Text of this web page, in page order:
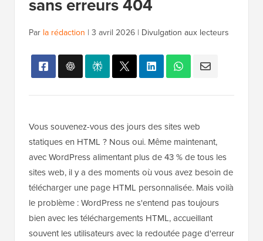
sans erreurs 404
Par la rédaction | 3 avril 2026 | Divulgation aux lecteurs
Vous souvenez-vous des jours des sites web
statiques en HTML ? Nous oui. Même maintenant,
avec WordPress alimentant plus de 43 % de tous les
sites web, il y a des moments où vous avez besoin de
télécharger une page HTML personnalisée. Mais voilà
le problème : WordPress ne s'entend pas toujours
bien avec les téléchargements HTML, accueillant
souvent les utilisateurs avec la redoutée page d'erreur